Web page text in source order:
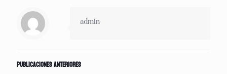
admin
Publicaciones anteriores